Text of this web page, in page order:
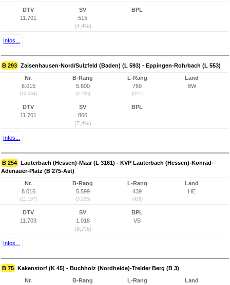
DTV
11.701
SV
515
(4,4%)
BPL
Infos...
B 293 Zaisenhausen-Nord/Sulzfeld (Baden) (L 593) - Eppingen-Rohrbach (L 553)
Nr.
8.015
(12.034)
B-Rang
5.600
(3.226)
L-Rang
769
(621)
Land
BW
DTV
11.701
SV
866
(7,4%)
BPL
Infos...
B 254 Lauterbach (Hessen)-Maar (L 3161) - KVP Lauterbach (Hessen)-Konrad-
Adenauer-Platz (B 275-Ast)
Nr.
8.016
(11.197)
B-Rang
5.599
(3.225)
L-Rang
439
(426)
Land
HE
DTV
11.703
SV
1.018
(8,7%)
BPL
VB
Infos...
B 75 Kakenstorf (K 45) - Buchholz (Nordheide)-Trelder Berg (B 3)
Nr.
B-Rang
L-Rang
Land